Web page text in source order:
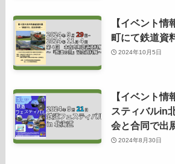
【イベント情
町にて鉄道資
2024年10月5日
【イベント情
スティバルin
会と合同で出
2024年8月30日